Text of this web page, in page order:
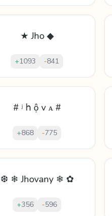
★ Jho ◆
+1093 -841
# ʲ հ ộ v ᴀ #
+868 -775
❆ ❄ Jhovany ❄ ✿
+356 -596